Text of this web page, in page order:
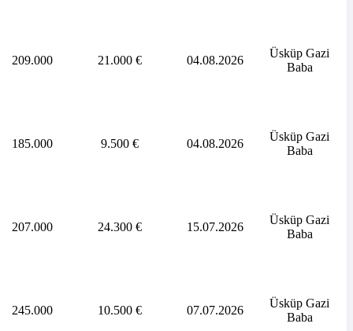
209.000 21.000 € 04.08.2026
Üsküp Gazi
Baba
185.000 9.500 € 04.08.2026
Üsküp Gazi
Baba
207.000 24.300 € 15.07.2026
Üsküp Gazi
Baba
245.000 10.500 € 07.07.2026
Üsküp Gazi
Baba